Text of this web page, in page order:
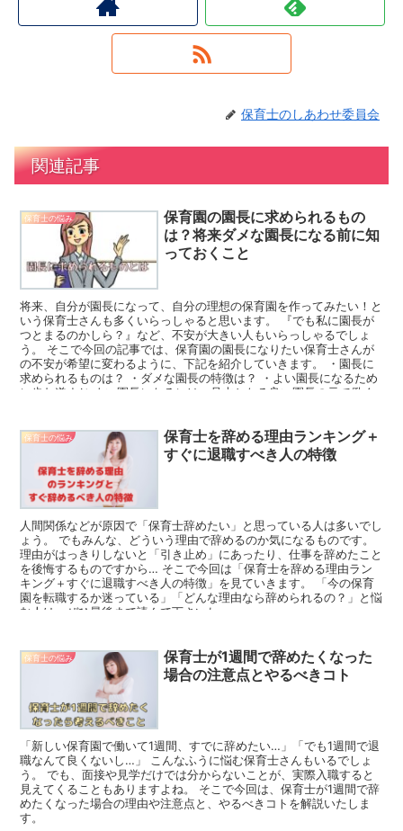
保育士のしあわせ委員会
関連記事
保育士の悩み
保育園の園長に求められるもの
は？将来ダメな園長になる前に知
っておくこと
将来、自分が園長になって、自分の理想の保育園を作ってみたい！と
いう保育士さんも多くいらっしゃると思います。 『でも私に園長が
つとまるのかしら？』など、不安が大きい人もいらっしゃるでしょ
う。 そこで今回の記事では、保育園の園長になりたい保育士さんが
の不安が希望に変わるように、下記を紹介していきます。 ・園長に
求められるものは？ ・ダメな園長の特徴は？ ・よい園長になるため
に歩む道すじ よい園長になるには、見本となる良い園長の元で働く
保育士の悩み
保育士を辞める理由ランキング＋
すぐに退職すべき人の特徴
人間関係などが原因で「保育士辞めたい」と思っている人は多いでし
ょう。 でもみんな、どういう理由で辞めるのか気になるものです。
理由がはっきりしないと「引き止め」にあったり、仕事を辞めたこと
を後悔するものですから… そこで今回は「保育士を辞める理由ラン
キング＋すぐに退職すべき人の特徴」を見ていきます。 「今の保育
園を転職するか迷っている」「どんな理由なら辞められるの？」と悩
む人は、ぜひ最後まで読んで下さいね。
保育士の悩み
保育士が1週間で辞めたくなった
場合の注意点とやるべきコト
「新しい保育園で働いて1週間、すでに辞めたい…」「でも1週間で退
職なんて良くないし…」 こんなふうに悩む保育士さんもいるでしょ
う。 でも、面接や見学だけでは分からないことが、実際入職すると
見えてくることもありますよね。 そこで今回は、保育士が1週間で辞
めたくなった場合の理由や注意点と、やるべきコトを解説いたしま
す。